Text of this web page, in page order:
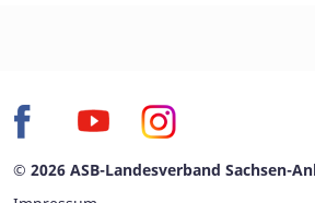
© 2026 ASB-Landesverband Sachsen-